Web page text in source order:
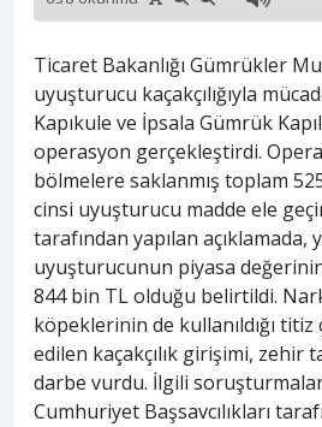
Ticaret Bakanlığı Gümrükler
uyuşturucu kaçakçılığıyla
Kapıkule ve İpsala Gümrük
operasyon gerçekleştirdi.
bölmelere saklanmış toplam
cinsi uyuşturucu madde ele
tarafından yapılan açıklamada,
uyuşturucunun piyasa
844 bin TL olduğu belirtildi.
köpeklerinin de kullanıldığı
edilen kaçakçılık girişimi, zehir
darbe vurdu. İlgili
Cumhuriyet Başsavcılıkları